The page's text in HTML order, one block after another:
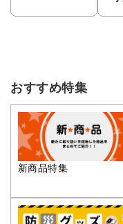
おすすめ特集
新商品特集